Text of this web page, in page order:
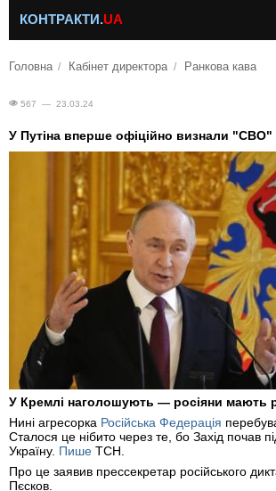
КОНТРАКТИ.UA
Головна Кабінет директора Ранкова кава
567 — 23.03.24
У Путіна вперше офіційно визнали "СВО"
У Кремлі наголошують — росіяни мають
Нині агресорка Російська Федерація
Сталося це нібито через те, бо Захід почав
Україну. Пише ТСН.
Про це заявив прессекретар російського
Пєсков.